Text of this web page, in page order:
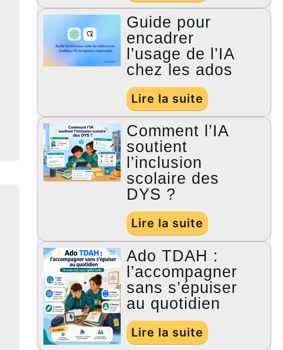
Guide pour
encadrer
l’usage de l’IA
chez les ados
Lire la suite
Comment l’IA
soutient
l’inclusion
scolaire des
DYS ?
Lire la suite
Ado TDAH :
l’accompagner
sans s’épuiser
au quotidien
Lire la suite